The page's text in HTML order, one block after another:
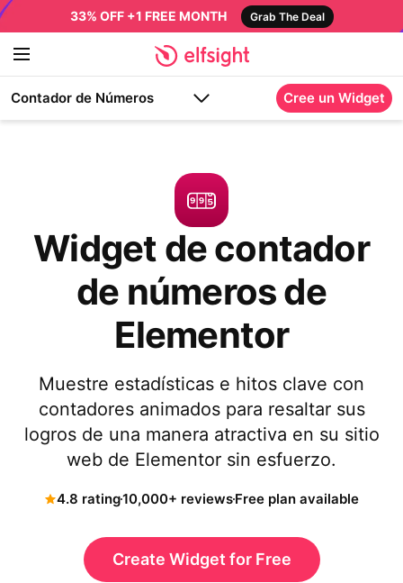
33% OFF +1 FREE MONTH Grab The Deal
Contador de Números Cree un Widget
Widget de contador
de números de
Elementor
Muestre estadísticas e hitos clave con
contadores animados para resaltar sus
logros de una manera atractiva en su sitio
web de Elementor sin esfuerzo.
4.8 rating10,000+ reviewsFree plan available
Create Widget for Free